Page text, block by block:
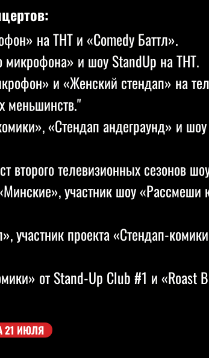
на ТНТ и «Comedy Баттл».
микрофона» и шоу StandUp на ТНТ.
и «Женский стендап» на
меньшинств."
«Стендап андеграунд» и шоу
второго телевизионных сезонов
участник шоу «Рассмеши
участник проекта «Стендап-
от Stand-Up Club #1 и «Roast
21 ИЮЛЯ